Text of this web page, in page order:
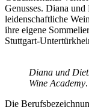
Genusses. Diana
leidenschaftliche
ihre eigene
Stuttgart-
Diana und
Wine Academy
Die